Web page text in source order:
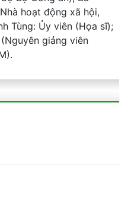
hoạt động xã hội,
Tùng: Ủy viên (Họa sĩ);
giảng viên